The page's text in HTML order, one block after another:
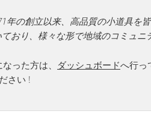
年の創立以来、高品質の小道具
おり、様々な形で地域のコミュ
った方は、 ダッシュボードへ行っ
さい !